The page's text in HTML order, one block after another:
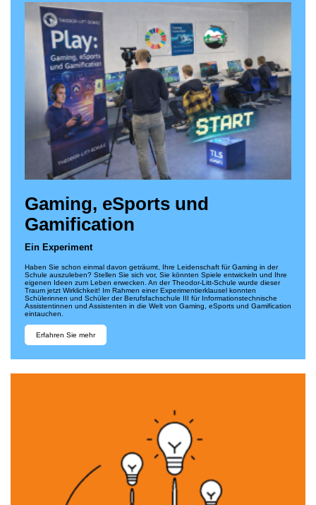
Gaming, eSports und
Gamification
Ein Experiment
Haben Sie schon einmal davon geträumt, Ihre Leidenschaft für Gaming in der
Schule auszuleben? Stellen Sie sich vor, Sie könnten Spiele entwickeln und Ihre
eigenen Ideen zum Leben erwecken. An der Theodor-Litt-Schule wurde dieser
Traum jetzt Wirklichkeit! Im Rahmen einer Experimentierklausel konnten
Schülerinnen und Schüler der Berufsfachschule III für Informationstechnische
Assistentinnen und Assistenten in die Welt von Gaming, eSports und Gamification
eintauchen.
Erfahren Sie mehr